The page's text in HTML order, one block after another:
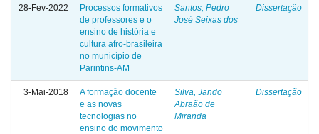
28-Fev-2022
Processos formativos
de professores e o
ensino de história e
cultura afro-brasileira
no município de
Parintins-AM
Santos, Pedro
José Seixas dos
Dissertação
3-Mai-2018
A formação docente
e as novas
tecnologias no
ensino do movimento
Silva, Jando
Abraão de
Miranda
Dissertação